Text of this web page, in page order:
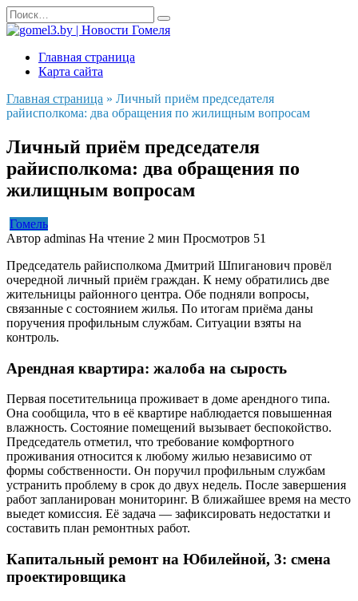
Перейти
к
содержанию
Search
for:
Главная страница
Карта сайта
Главная страница » Личный приём председателя
райисполкома: два обращения по жилищным вопросам
Личный приём председателя
райисполкома: два обращения по
жилищным вопросам
Гомель
Автор adminas На чтение 2 мин Просмотров 51
Председатель райисполкома Дмитрий Шпиганович провёл
очередной личный приём граждан. К нему обратились две
жительницы районного центра. Обе подняли вопросы,
связанные с состоянием жилья. По итогам приёма даны
поручения профильным службам. Ситуации взяты на
контроль.
Арендная квартира: жалоба на сырость
Первая посетительница проживает в доме арендного типа.
Она сообщила, что в её квартире наблюдается повышенная
влажность. Состояние помещений вызывает беспокойство.
Председатель отметил, что требование комфортного
проживания относится к любому жилью независимо от
формы собственности. Он поручил профильным службам
устранить проблему в срок до двух недель. После завершения
работ запланирован мониторинг. В ближайшее время на место
выедет комиссия. Её задача — зафиксировать недостатки и
составить план ремонтных работ.
Капитальный ремонт на Юбилейной, 3: смена
проектировщика